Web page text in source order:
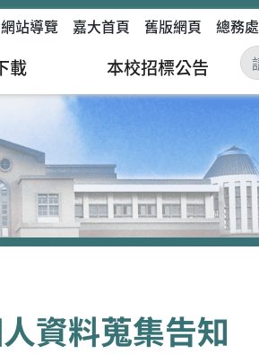
網站導覽 嘉大首頁 舊版網頁 總務處
載 本校招標公告
資料蒐集告知